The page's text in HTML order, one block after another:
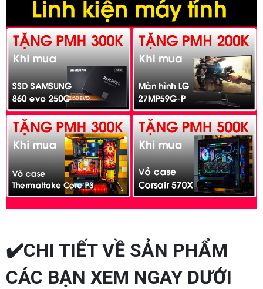
✔️CHI TIẾT VỀ SẢN PHẨM
CÁC BẠN XEM NGAY DƯỚI